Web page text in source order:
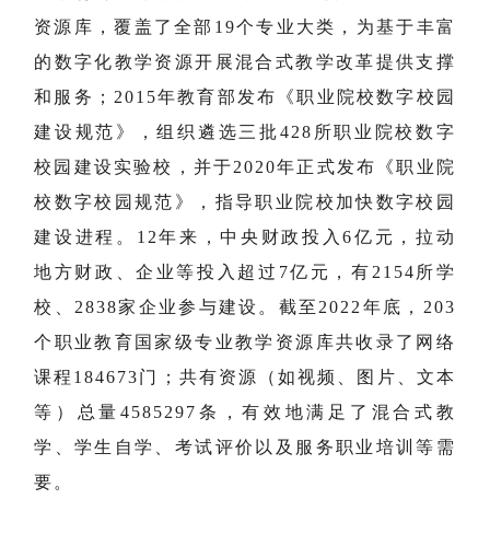
资源库，覆盖了全部19个专业大类，为基于丰富
的数字化教学资源开展混合式教学改革提供支撑
和服务；2015年教育部发布《职业院校数字校园
建设规范》，组织遴选三批428所职业院校数字
校园建设实验校，并于2020年正式发布《职业院
校数字校园规范》，指导职业院校加快数字校园
建设进程。12年来，中央财政投入6亿元，拉动
地方财政、企业等投入超过7亿元，有2154所学
校、2838家企业参与建设。截至2022年底，203
个职业教育国家级专业教学资源库共收录了网络
课程184673门；共有资源（如视频、图片、文本
等）总量4585297条，有效地满足了混合式教
学、学生自学、考试评价以及服务职业培训等需
要。